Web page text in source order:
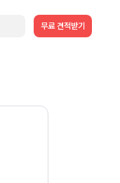
무료 견적받기